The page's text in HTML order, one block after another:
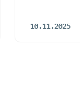
10.11.2025